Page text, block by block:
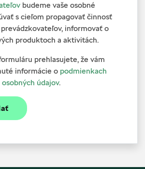
budeme vaše osobné
s cieľom propagovať činnosť
informovať o
produktoch a aktivitách.
prehlasujete, že vám
informácie o podmienkach
údajov.